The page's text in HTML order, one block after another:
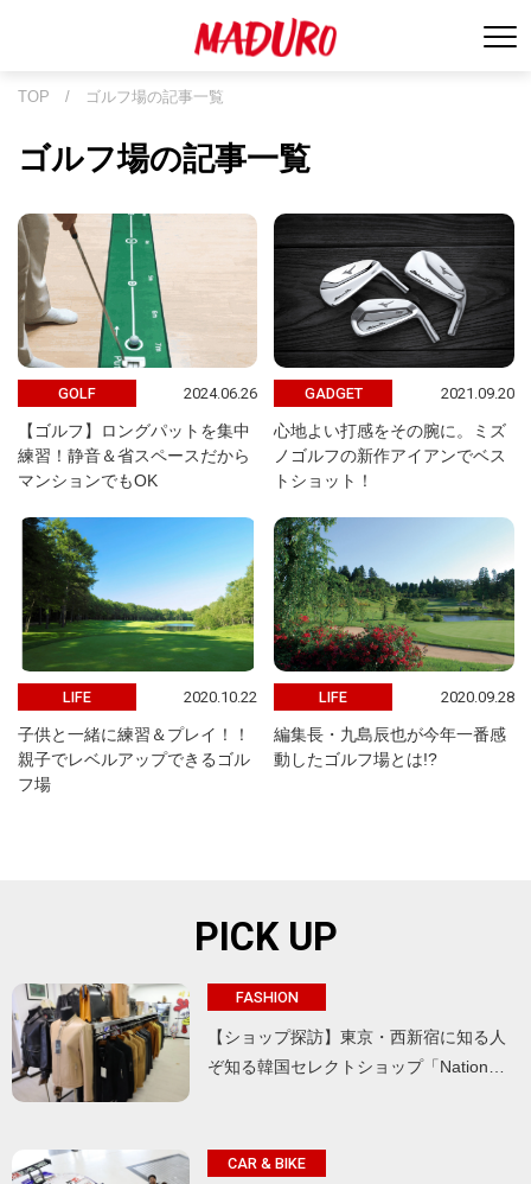
TOP / ゴルフ場の記事一覧
ゴルフ場の記事一覧
GOLF 2024.06.26
【ゴルフ】ロングパットを集中
練習！静音＆省スペースだから
マンションでもOK
GADGET 2021.09.20
心地よい打感をその腕に。ミズ
ノゴルフの新作アイアンでベス
トショット！
LIFE 2020.10.22
子供と一緒に練習＆プレイ！！
親子でレベルアップできるゴル
フ場
LIFE 2020.09.28
編集長・九島辰也が今年一番感
動したゴルフ場とは!?
PICK UP
FASHION
【ショップ探訪】東京・西新宿に知る人
ぞ知る韓国セレクトショップ「Nation…
CAR & BIKE